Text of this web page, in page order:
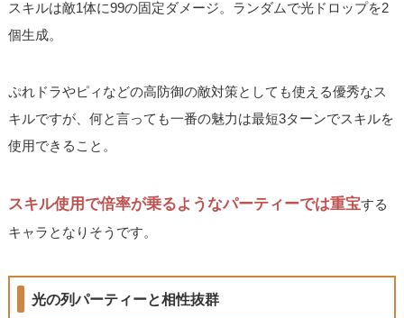
スキルは敵1体に99の固定ダメージ。ランダムで光ドロップを2
個生成。
ぷれドラやピィなどの高防御の敵対策としても使える優秀なス
キルですが、何と言っても一番の魅力は最短3ターンでスキルを
使用できること。
スキル使用で倍率が乗るようなパーティーでは重宝する
キャラとなりそうです。
光の列パーティーと相性抜群